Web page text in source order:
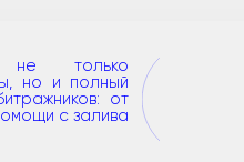
только
но и полный
от
с залива